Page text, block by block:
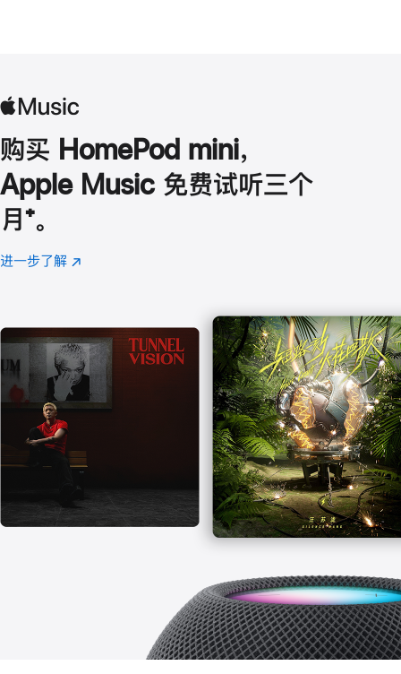
购买 HomePod mini，
Apple Music 免费试听三个
月 脚
注
⁺。
进一步了解 Apple
(在
口
中
打
开)